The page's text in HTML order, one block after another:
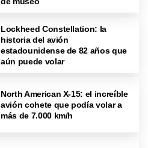
Lockheed Constellation: la
historia del avión
estadounidense de 82 años que
aún puede volar
North American X-15: el increíble
avión cohete que podía volar a
más de 7.000 km/h